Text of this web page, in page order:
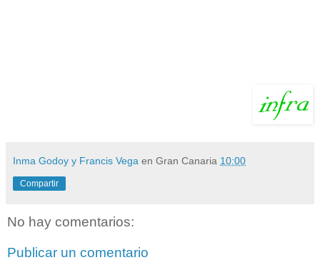
Inma Godoy y Francis Vega en Gran Canaria 10:00
Compartir
No hay comentarios:
Publicar un comentario